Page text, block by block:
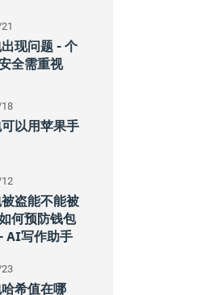
现问题 - 个
全需重视
以用苹果手
盗能不能被
何预防钱包
AI写作助手
希值在哪